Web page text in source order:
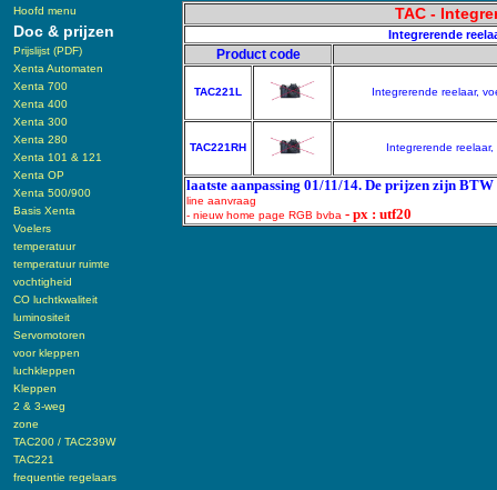
Hoofd menu
Doc & prijzen
Prijslijst (PDF)
Xenta Automaten
Xenta 700
Xenta 400
Xenta 300
Xenta 280
Xenta 101 & 121
Xenta OP
Xenta 500/900
Basis Xenta
Voelers
temperatuur
temperatuur ruimte
vochtigheid
CO luchtkwaliteit
luminositeit
Servomotoren
voor kleppen
luchkleppen
Kleppen
2 & 3-weg
zone
TAC200 / TAC239W
TAC221
frequentie regelaars
TAC -
Integrerende
Product code
TAC221L Integrerende reelaar,
TAC221RH Integrerende
laatste aanpassing 01/11/14. De prijzen zijn
line aanvraag
- nieuw home page RGB bvba - px : utf20